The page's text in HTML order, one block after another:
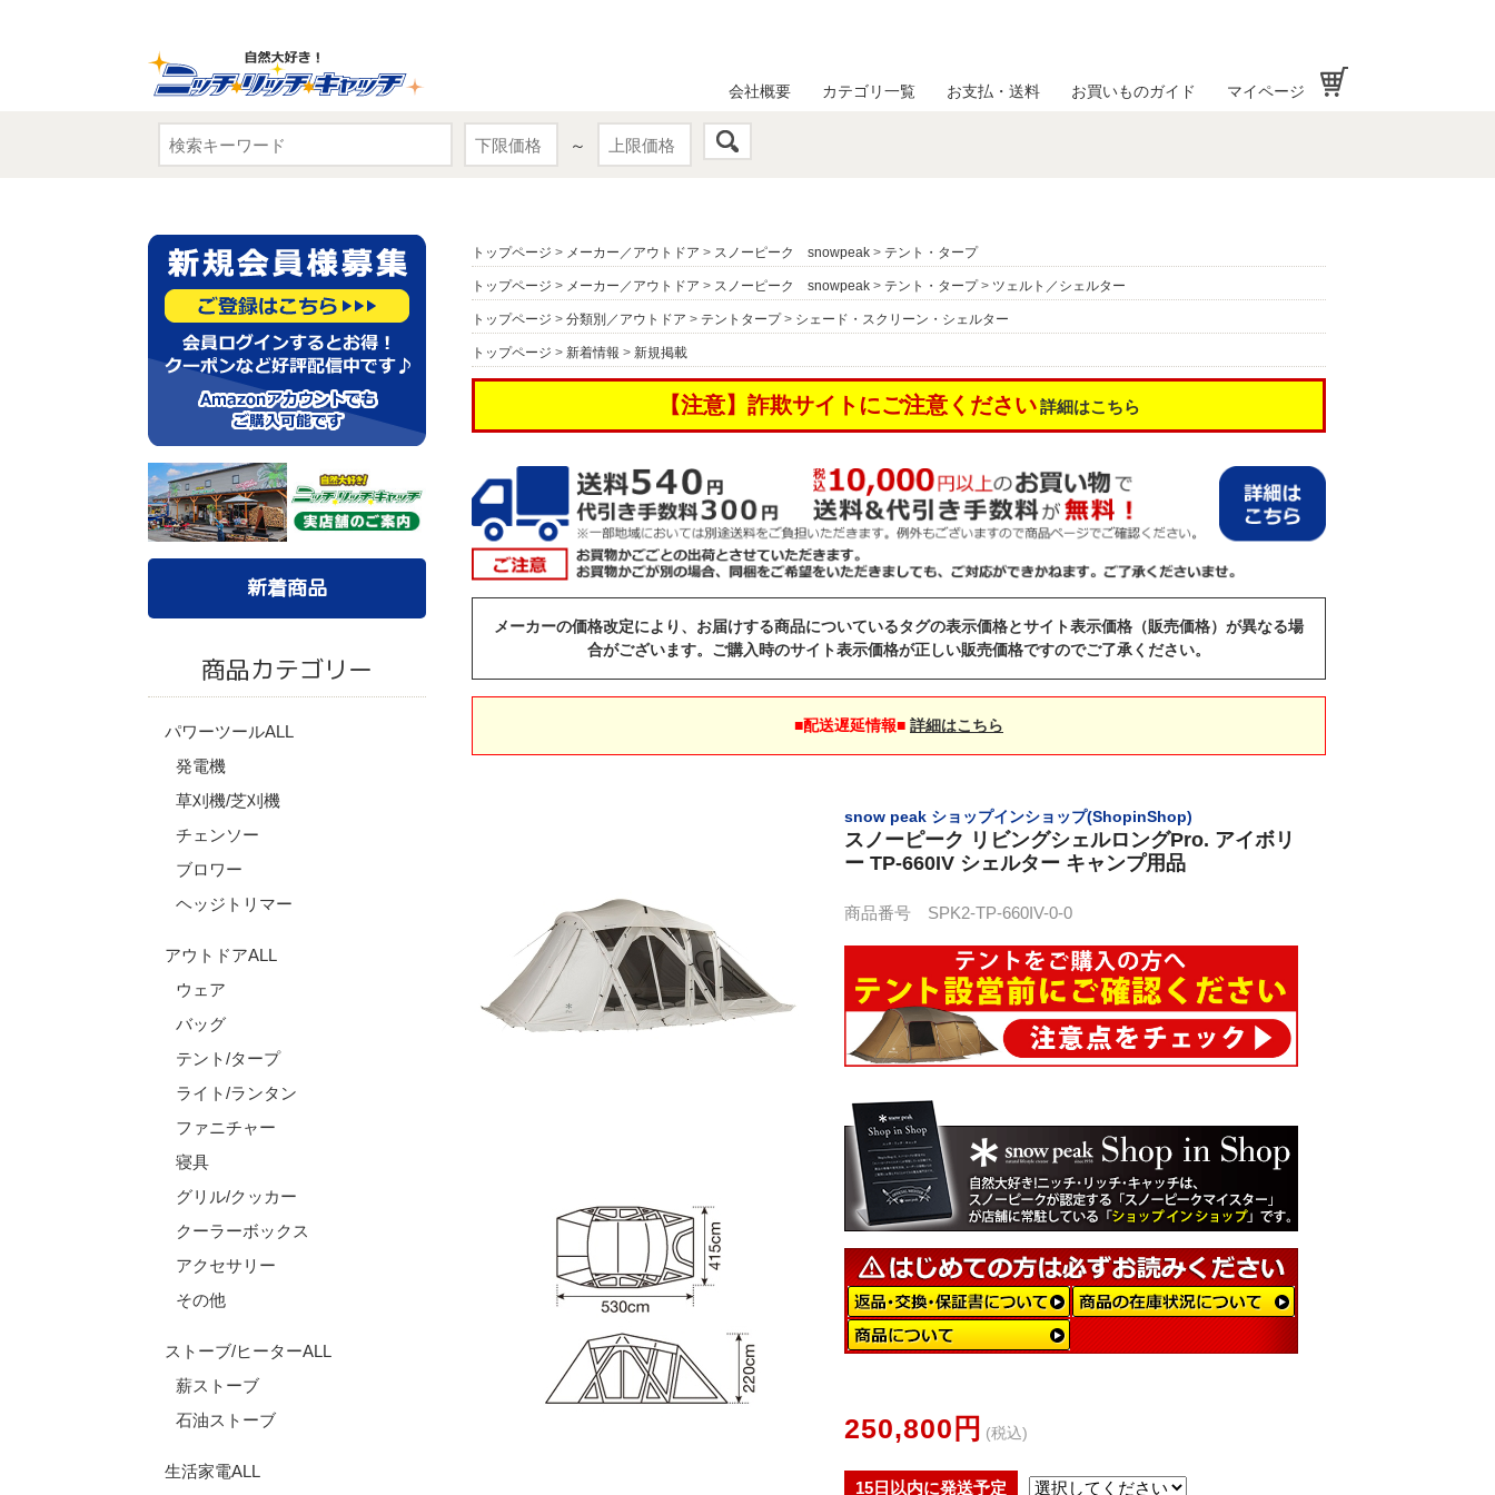
～
会社概要 カテゴリ一覧 お支払・送料 お買いものガイド マイページ
新着商品
商品カテゴリー
パワーツールALL
発電機
草刈機/芝刈機
チェンソー
ブロワー
ヘッジトリマー
アウトドアALL
ウェア
バッグ
テント/タープ
ライト/ランタン
ファニチャー
寝具
グリル/クッカー
クーラーボックス
アクセサリー
その他
ストーブ/ヒーターALL
薪ストーブ
石油ストーブ
生活家電ALL
トップページ > メーカー／アウトドア > スノーピーク snowpeak > テント・タープ
トップページ > メーカー／アウトドア > スノーピーク snowpeak > テント・タープ> ツェルト／シェルター
トップページ > 分類別／アウトドア > テントタープ> シェード・スクリーン・シェルター
トップページ > 新着情報 > 新規掲載
【注意】詐欺サイトにご注意ください 詳細はこちら
メーカーの価格改定により、お届けする商品についているタグの表示価格とサイト表示価格（販売価格）が異なる場
合がございます。ご購入時のサイト表示価格が正しい販売価格ですのでご了承ください。
■配送遅延情報■ 詳細はこちら
snow peak ショップインショップ(ShopinShop)
スノーピーク リビングシェルロングPro. アイボリ
ー TP-660IV シェルター キャンプ用品
商品番号 SPK2-TP-660IV-0-0
250,800円 (税込)
15日以内に発送予定